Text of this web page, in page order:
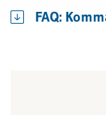
FAQ: